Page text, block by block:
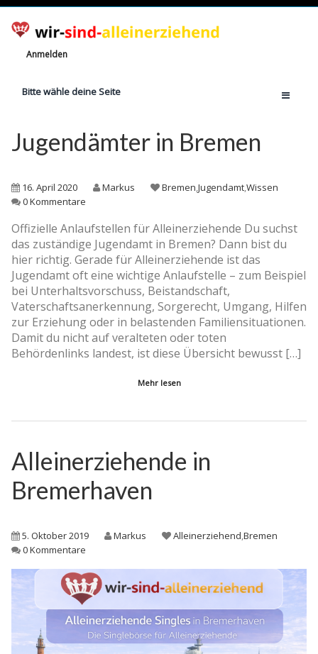
Anmelden
Bitte wähle deine Seite
Jetzt registrieren!
Anzahl Alleinerziehende
Finanzielle Hilfe
Witze
Wissen
Rechte
Jugendämter in Bremen
16. April 2020 Markus Bremen,Jugendamt,Wissen
0 Kommentare
Offizielle Anlaufstellen für Alleinerziehende Du suchst
das zuständige Jugendamt in Bremen? Dann bist du
hier richtig. Gerade für Alleinerziehende ist das
Jugendamt oft eine wichtige Anlaufstelle – zum Beispiel
bei Unterhaltsvorschuss, Beistandschaft,
Vaterschaftsanerkennung, Sorgerecht, Umgang, Hilfen
zur Erziehung oder in belastenden Familiensituationen.
Damit du nicht auf veralteten oder toten
Behördenlinks landest, ist diese Übersicht bewusst […]
Mehr lesen
Alleinerziehende in
Bremerhaven
5. Oktober 2019 Markus Alleinerziehend,Bremen
0 Kommentare